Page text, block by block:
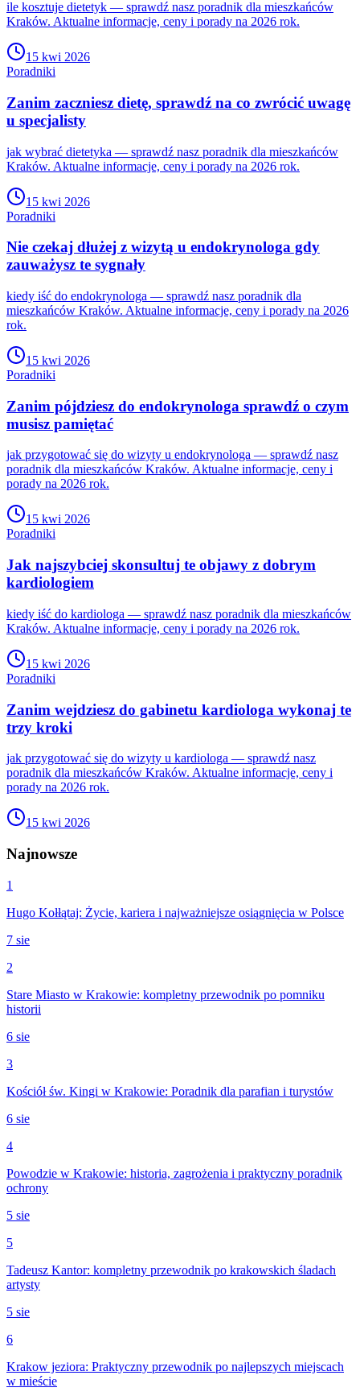
ile kosztuje dietetyk — sprawdź nasz poradnik dla mieszkańców
Kraków. Aktualne informacje, ceny i porady na 2026 rok.
15 kwi 2026
Poradniki
Zanim zaczniesz dietę, sprawdź na co zwrócić uwagę
u specjalisty
jak wybrać dietetyka — sprawdź nasz poradnik dla mieszkańców
Kraków. Aktualne informacje, ceny i porady na 2026 rok.
15 kwi 2026
Poradniki
Nie czekaj dłużej z wizytą u endokrynologa gdy
zauważysz te sygnały
kiedy iść do endokrynologa — sprawdź nasz poradnik dla
mieszkańców Kraków. Aktualne informacje, ceny i porady na 2026
rok.
15 kwi 2026
Poradniki
Zanim pójdziesz do endokrynologa sprawdź o czym
musisz pamiętać
jak przygotować się do wizyty u endokrynologa — sprawdź nasz
poradnik dla mieszkańców Kraków. Aktualne informacje, ceny i
porady na 2026 rok.
15 kwi 2026
Poradniki
Jak najszybciej skonsultuj te objawy z dobrym
kardiologiem
kiedy iść do kardiologa — sprawdź nasz poradnik dla mieszkańców
Kraków. Aktualne informacje, ceny i porady na 2026 rok.
15 kwi 2026
Poradniki
Zanim wejdziesz do gabinetu kardiologa wykonaj te
trzy kroki
jak przygotować się do wizyty u kardiologa — sprawdź nasz
poradnik dla mieszkańców Kraków. Aktualne informacje, ceny i
porady na 2026 rok.
15 kwi 2026
Najnowsze
1
Hugo Kołłątaj: Życie, kariera i najważniejsze osiągnięcia w Polsce
7 sie
2
Stare Miasto w Krakowie: kompletny przewodnik po pomniku
historii
6 sie
3
Kościół św. Kingi w Krakowie: Poradnik dla parafian i turystów
6 sie
4
Powodzie w Krakowie: historia, zagrożenia i praktyczny poradnik
ochrony
5 sie
5
Tadeusz Kantor: kompletny przewodnik po krakowskich śladach
artysty
5 sie
6
Krakow jeziora: Praktyczny przewodnik po najlepszych miejscach
w mieście